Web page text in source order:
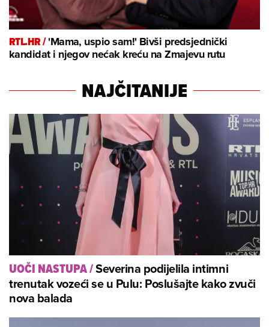
RTL.HR /'Mama, uspio sam!' Bivši predsjednički
kandidat i njegov nećak kreću na Zmajevu rutu
NAJČITANIJE
UOČI NASTUPA/Severina podijelila intimni
trenutak vozeći se u Pulu: Poslušajte kako zvuči
nova balada